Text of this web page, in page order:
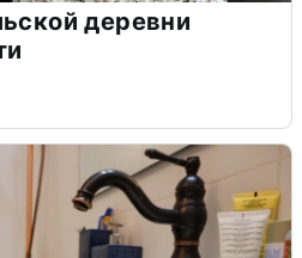
деревни